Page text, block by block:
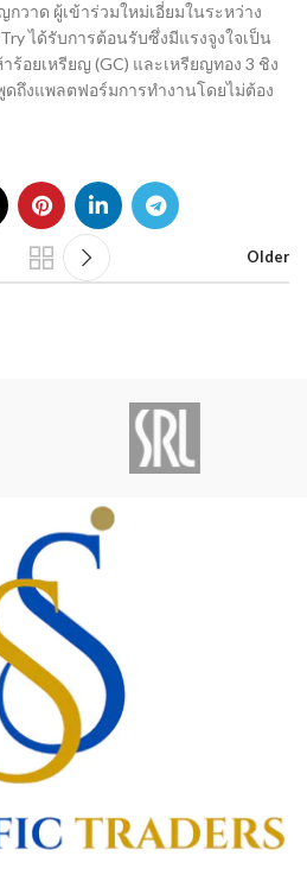
วาด ผู้เข้าร่วมใหม่เอี่ยมในระหว่าง
ได้รับการต้อนรับซึ่งมีแรงจูงใจเป็น
อยเหรียญ (GC) และเหรียญทอง 3 ชิง
ถึงแพลตฟอร์มการทำงานโดยไม่ต้อง
Older